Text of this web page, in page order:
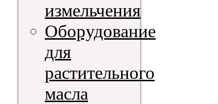
измельчения
Оборудование
для
растительного
масла